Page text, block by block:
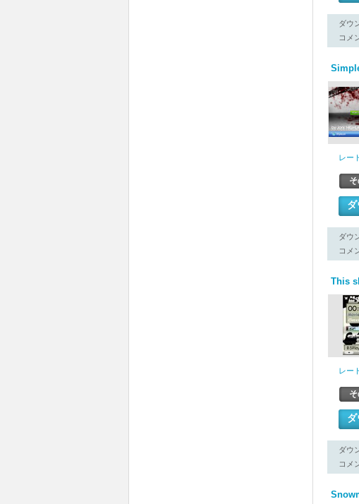
ダウ
コメ
レー
ダウ
コメ
This
レー
ダウ
コメ